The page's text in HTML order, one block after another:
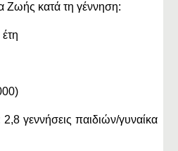
Ζωής κατά τη γέννηση:
2,8 γεννήσεις παιδιών/γυναίκα